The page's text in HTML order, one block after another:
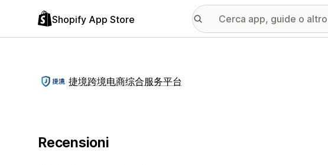
Shopify App Store
捷境跨境电商综合服务平台
Recensioni